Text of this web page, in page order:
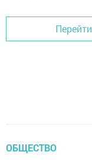
ОБЩЕСТВО